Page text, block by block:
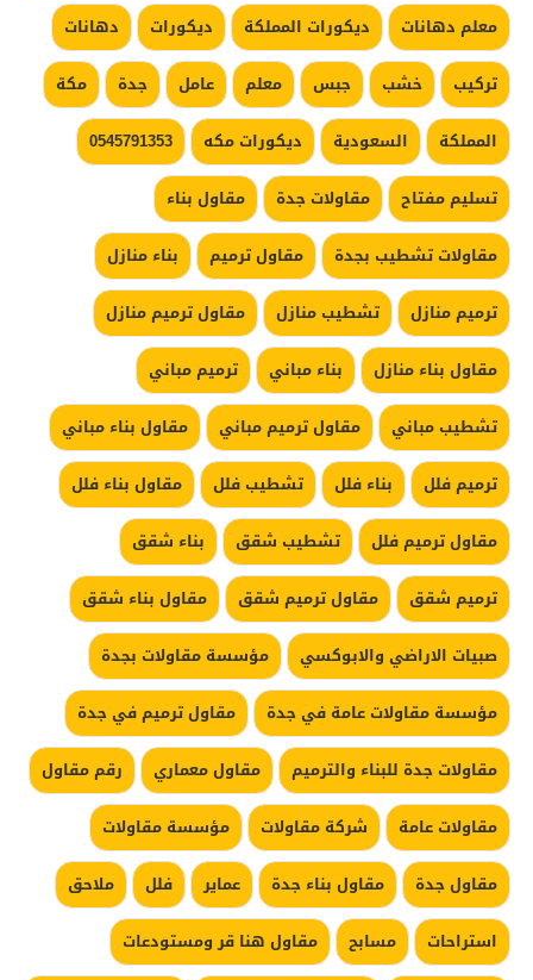
معلم دهانات
ديكورات المملكة ديكورات
دهانات
تركيب
خشب جبس معلم عامل جدة
مكة
المملكة
السعودية ديكورات مكه
0545791353
تسليم مفتاح
مقاولات جدة
مقاول بناء
مقاولات تشطيب بجدة
مقاول ترميم
بناء منازل
ترميم منازل
تشطيب منازل
مقاول ترميم منازل
مقاول بناء منازل
بناء مباني
ترميم مباني
تشطيب مباني
مقاول ترميم مباني
مقاول بناء مباني
ترميم فلل
بناء فلل تشطيب فلل
مقاول بناء فلل
مقاول ترميم فلل
تشطيب شقق
بناء شقق
ترميم شقق
مقاول ترميم شقق
مقاول بناء شقق
صبيات الاراضي والابوكسي
مؤسسة مقاولات بجدة
مؤسسة مقاولات عامة في جدة
مقاول ترميم في جدة
مقاولات جدة للبناء والترميم
مقاول معماري
رقم مقاول
مقاولات عامة
شركة مقاولات
مؤسسة مقاولات
مقاول جدة
مقاول بناء جدة عماير فلل
ملاحق
استراحات
مسابح
مقاول هنا قر ومستودعات